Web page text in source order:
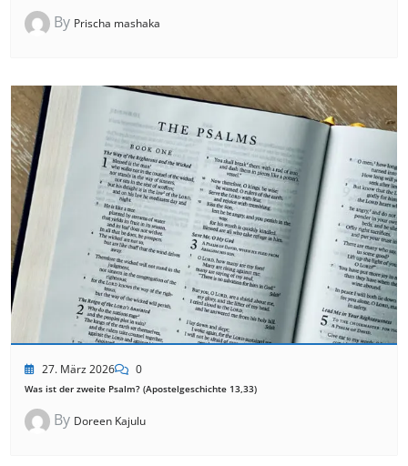
By Prischa mashaka
27. März 2026 0
Was ist der zweite Psalm? (Apostelgeschichte 13,33)
By Doreen Kajulu